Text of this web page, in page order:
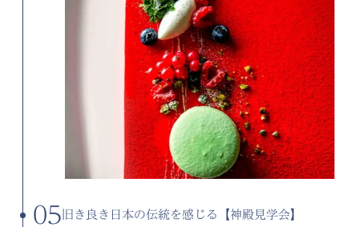
05 旧き良き日本の伝統を感じる【神殿見学会】